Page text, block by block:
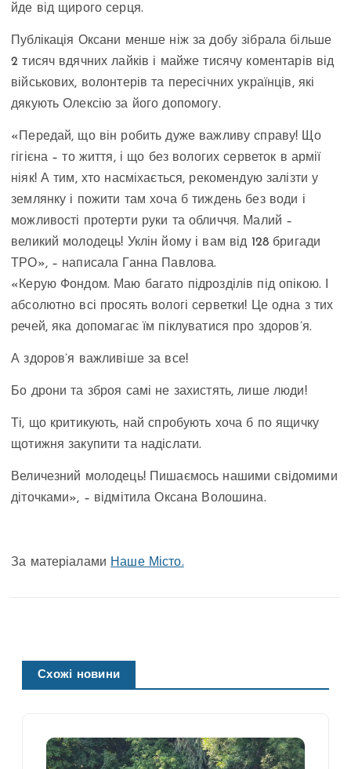
йде від щирого серця.
Публікація Оксани менше ніж за добу зібрала більше
2 тисяч вдячних лайків і майже тисячу коментарів від
військових, волонтерів та пересічних українців, які
дякують Олексію за його допомогу.
«Передай, що він робить дуже важливу справу! Що
гігієна – то життя, і що без вологих серветок в армії
ніяк! А тим, хто насміхається, рекомендую залізти у
землянку і пожити там хоча б тиждень без води і
можливості протерти руки та обличчя. Малий –
великий молодець! Уклін йому і вам від 128 бригади
ТРО», – написала Ганна Павлова.
«Керую Фондом. Маю багато підрозділів під опікою. І
абсолютно всі просять вологі серветки! Це одна з тих
речей, яка допомагає їм піклуватися про здоров’я.
А здоров’я важливіше за все!
Бо дрони та зброя самі не захистять, лише люди!
Ті, що критикують, най спробують хоча б по ящичку
щотижня закупити та надіслати.
Величезний молодець! Пишаємось нашими свідомими
діточками», – відмітила Оксана Волошина.
За матеріалами Наше Місто.
Схожі новини